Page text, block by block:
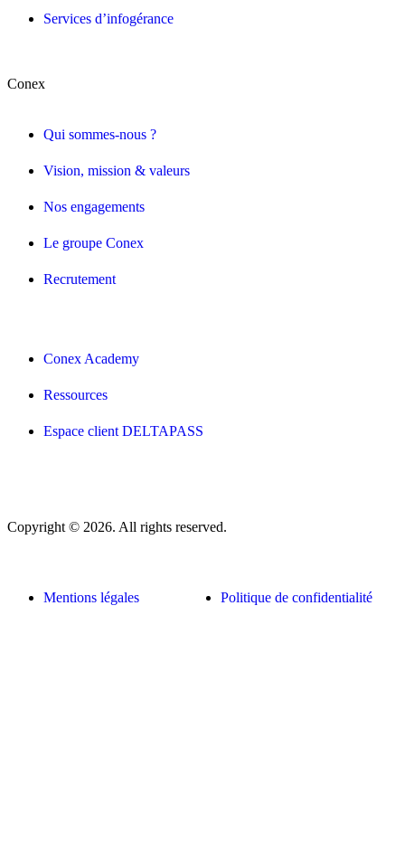
Services d’infogérance
Conex
Qui sommes-nous ?
Vision, mission & valeurs
Nos engagements
Le groupe Conex
Recrutement
Conex Academy
Ressources
Espace client DELTAPASS
Copyright © 2026. All rights reserved.
Mentions légales Politique de confidentialité